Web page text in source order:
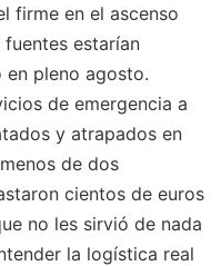
firme en el ascenso
fuentes estarían
pleno agosto.
de emergencia a
y atrapados en
de dos
cientos de euros
no les sirvió de nada
la logística real